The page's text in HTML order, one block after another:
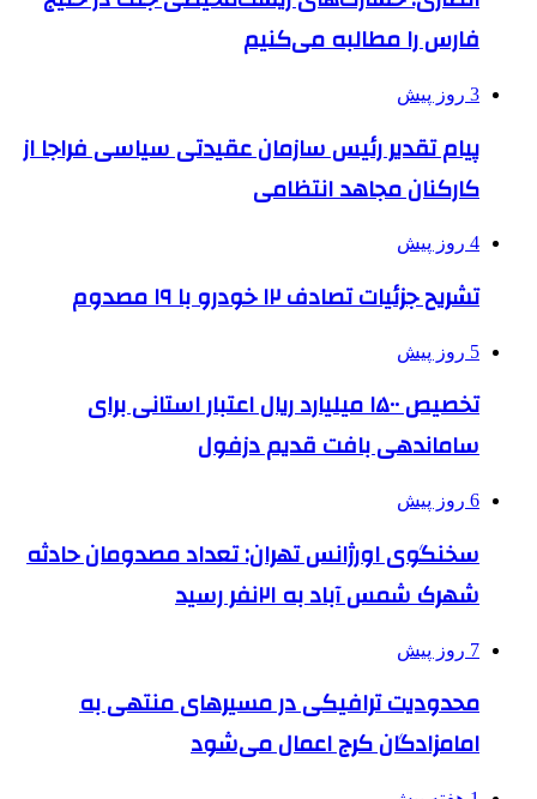
فارس را مطالبه‌ می‌کنیم
3 روز پیش
پیام تقدیر رئیس سازمان عقیدتی سیاسی فراجا از
کارکنان مجاهد انتظامی
4 روز پیش
تشریح جزئیات تصادف ۱۲ خودرو با ۱۹ مصدوم
5 روز پیش
تخصیص ۱۵۰۰ میلیارد ریال اعتبار استانی برای
ساماندهی بافت قدیم دزفول
6 روز پیش
سخنگوی اورژانس تهران: تعداد مصدومان حادثه
شهرک شمس آباد به ۲۱نفر رسید
7 روز پیش
محدودیت ترافیکی در مسیرهای منتهی به
امامزادگان کرج اعمال می‌شود